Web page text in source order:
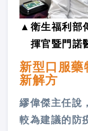
▲衛生福利部
揮官暨門諾
新型口服藥
新解方
繆偉傑主任說
較為建議的防